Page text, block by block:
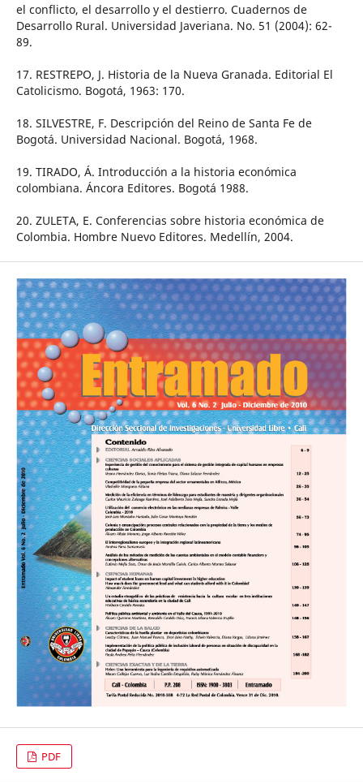
el conflicto, el desarrollo y el destierro. Cuadernos de
Desarrollo Rural. Universidad Javeriana. No. 51 (2004): 62-
89.
17. RESTREPO, J. Historia de la Nueva Granada. Editorial El
Catolicismo. Bogotá, 1963: 170.
18. SILVESTRE, F. Descripción del Reino de Santa Fe de
Bogotá. Universidad Nacional. Bogotá, 1968.
19. TIRADO, Á. Introducción a la historia económica
colombiana. Áncora Editores. Bogotá 1988.
20. ZULETA, E. Conferencias sobre historia económica de
Colombia. Hombre Nuevo Editores. Medellín, 2004.
PDF